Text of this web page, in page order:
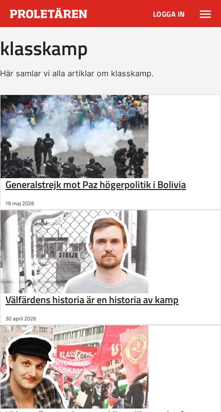
LOGGA IN
klasskamp
Här samlar vi alla artiklar om klasskamp.
Generalstrejk mot Paz högerpolitik i Bolivia
19 maj 2026
Välfärdens historia är en historia av kamp
30 april 2026